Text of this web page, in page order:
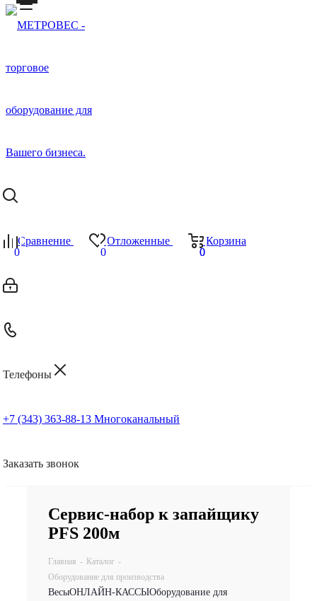
Сравнение
0
Отложенные
0
Корзина
0
0
Телефоны
+7 (343) 363-88-13 Многоканальный
Заказать звонок
Сервис-набор к запайщику
PFS 200м
Главная - Каталог -
Оборудование для производства
ВесыОНЛАЙН-КАССЫОборудование для